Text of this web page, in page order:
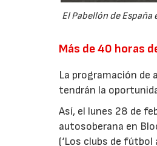
El Pabellón de
Más de 40 horas
La programación de
tendrán la
Así, el lunes 28 de
autosoberana en
(‘Los clubs de fútbol